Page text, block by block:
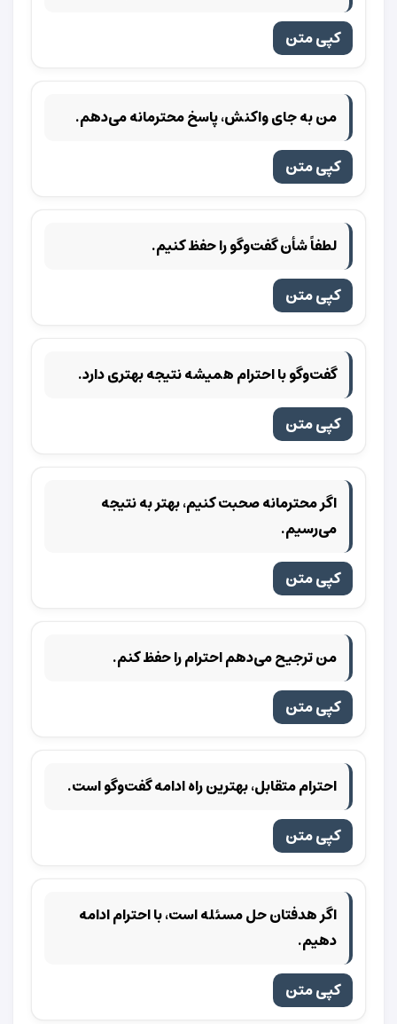
کپی متن
من به جای واکنش، پاسخ محترمانه می‌دهم.
کپی متن
لطفاً شأن گفت‌وگو را حفظ کنیم.
کپی متن
گفت‌وگو با احترام همیشه نتیجه بهتری دارد.
کپی متن
اگر محترمانه صحبت کنیم، بهتر به نتیجه
می‌رسیم.
کپی متن
من ترجیح می‌دهم احترام را حفظ کنم.
کپی متن
احترام متقابل، بهترین راه ادامه گفت‌وگو است.
کپی متن
اگر هدفتان حل مسئله است، با احترام ادامه
دهیم.
کپی متن